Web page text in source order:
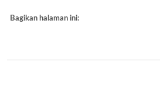
Bagikan halaman ini: